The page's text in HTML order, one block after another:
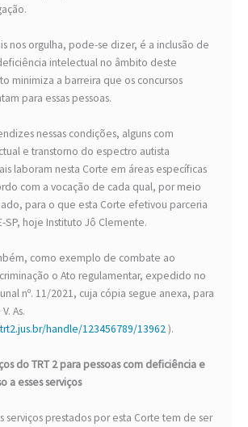
nos orgulha, pode-se dizer, é a inclusão de
intelectual no âmbito deste
minimiza a barreira que os concursos
para essas pessoas.
nessas condições, alguns com
e transtorno do espectro autista
laboram nesta Corte em áreas específicas
com a vocação de cada qual, por meio
para o que esta Corte efetivou parceria
SP, hoje Instituto Jô Clemente.
como exemplo de combate ao
o Ato regulamentar, expedido no
nº. 11/2021, cuja cópia segue anexa, para
As.
handle/123456789/13962).
do TRT 2 para pessoas com deficiência e
a esses serviços
serviços prestados por esta Corte tem de ser